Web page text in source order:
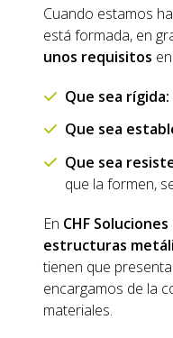
Cuando estamos
está formada, en
unos requisitos
Que sea rígida:
Que sea
Que sea
que la formen,
En CHF
estructuras
tienen que
encargamos de la
materiales.